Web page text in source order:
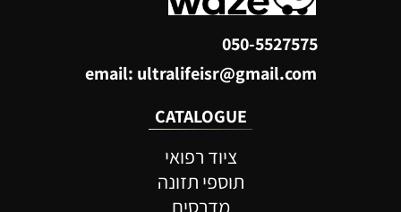
050-5527575
email: ultralifeisr@gmail.com
CATALOGUE
ציוד רפואי
תוספי תזונה
מדרסים